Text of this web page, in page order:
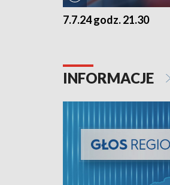
7.7.24 godz. 21.30
INFORMACJE